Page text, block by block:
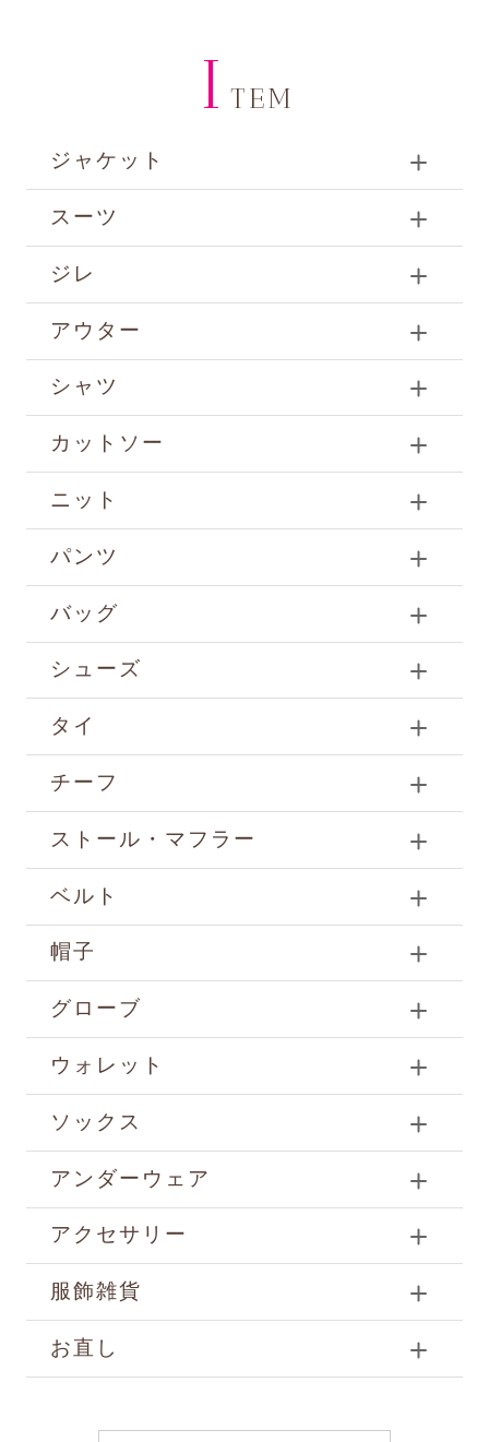
I TEM
ジャケット
スーツ
ジレ
アウター
シャツ
カットソー
ニット
パンツ
バッグ
シューズ
タイ
チーフ
ストール・マフラー
ベルト
帽子
グローブ
ウォレット
ソックス
アンダーウェア
アクセサリー
服飾雑貨
お直し